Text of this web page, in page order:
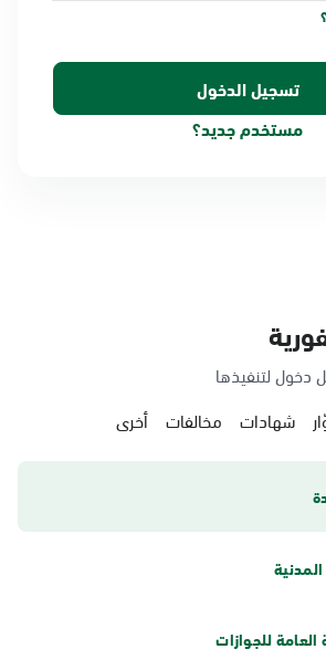
مستخدم جديد؟
لتنفيذها
شهادات مخالفات أخرى
العامة للجوازات